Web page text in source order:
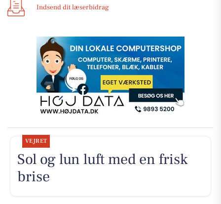
Indsend dit læserbidrag
VEJRET
Sol og lun luft med en frisk
brise